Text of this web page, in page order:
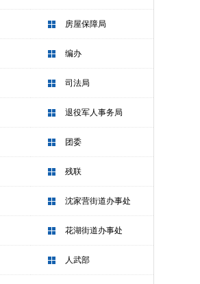
房屋保障局
编办
司法局
退役军人事务局
团委
残联
沈家营街道办事处
花湖街道办事处
人武部